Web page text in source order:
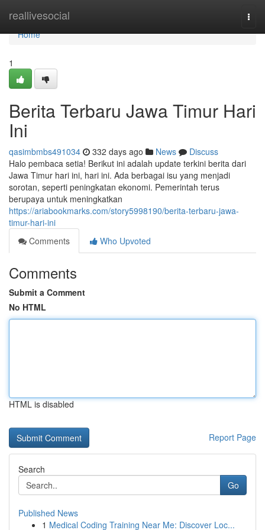
reallivesocial
Home
Home
1
Berita Terbaru Jawa Timur Hari
Ini
qasimbmbs491034 332 days ago News
Discuss
Halo pembaca setia! Berikut ini adalah update terkini berita dari
Jawa Timur hari ini, hari ini. Ada berbagai isu yang menjadi
sorotan, seperti peningkatan ekonomi. Pemerintah terus
berupaya untuk meningkatkan
https://ariabookmarks.com/story5998190/berita-terbaru-jawa-
timur-hari-ini
Comments
Who Upvoted
Comments
Submit a Comment
No HTML
HTML is disabled
Report Page
Search
Go
Published News
1 Medical Coding Training Near Me: Discover Loc...